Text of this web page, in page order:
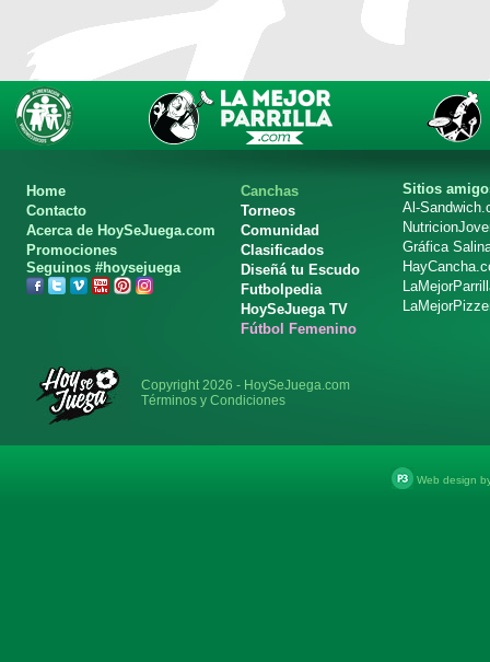
Home
Contacto
Acerca de HoySeJuega.com
Promociones
Seguinos #hoysejuega
Canchas
Torneos
Comunidad
Clasificados
Diseñá tu Escudo
Futbolpedia
HoySeJuega TV
Fútbol Femenino
Sitios
Al-
Gráfica
Copyright 2026 - HoySeJuega.com
Términos y Condiciones
Web design